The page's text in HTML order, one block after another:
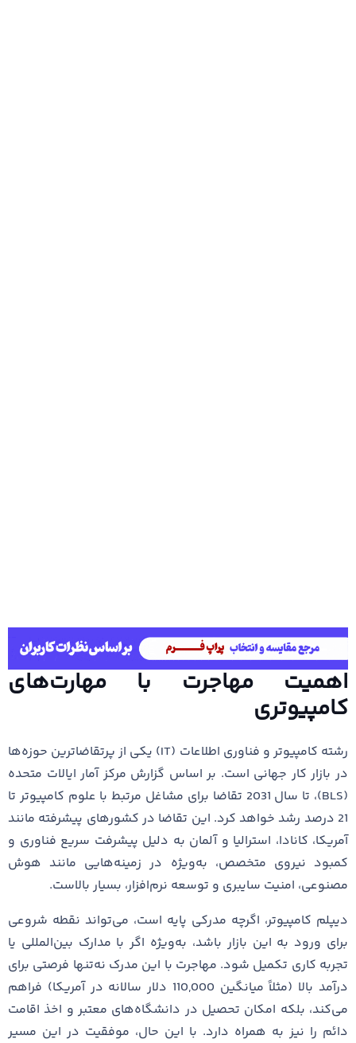
اهمیت مهاجرت با مهارت‌های
کامپیوتری
رشته کامپیوتر و فناوری اطلاعات (IT) یکی از پرتقاضاترین حوزه‌ها
در بازار کار جهانی است. بر اساس گزارش مرکز آمار ایالات متحده
(BLS)، تا سال 2031 تقاضا برای مشاغل مرتبط با علوم کامپیوتر تا
21 درصد رشد خواهد کرد. این تقاضا در کشورهای پیشرفته مانند
آمریکا، کانادا، استرالیا و آلمان به دلیل پیشرفت سریع فناوری و
کمبود نیروی متخصص، به‌ویژه در زمینه‌هایی مانند هوش
مصنوعی، امنیت سایبری و توسعه نرم‌افزار، بسیار بالاست.
دیپلم کامپیوتر، اگرچه مدرکی پایه است، می‌تواند نقطه شروعی
برای ورود به این بازار باشد، به‌ویژه اگر با مدارک بین‌المللی یا
تجربه کاری تکمیل شود. مهاجرت با این مدرک نه‌تنها فرصتی برای
درآمد بالا (مثلاً میانگین 110,000 دلار سالانه در آمریکا) فراهم
می‌کند، بلکه امکان تحصیل در دانشگاه‌های معتبر و اخذ اقامت
دائم را نیز به همراه دارد. با این حال، موفقیت در این مسیر